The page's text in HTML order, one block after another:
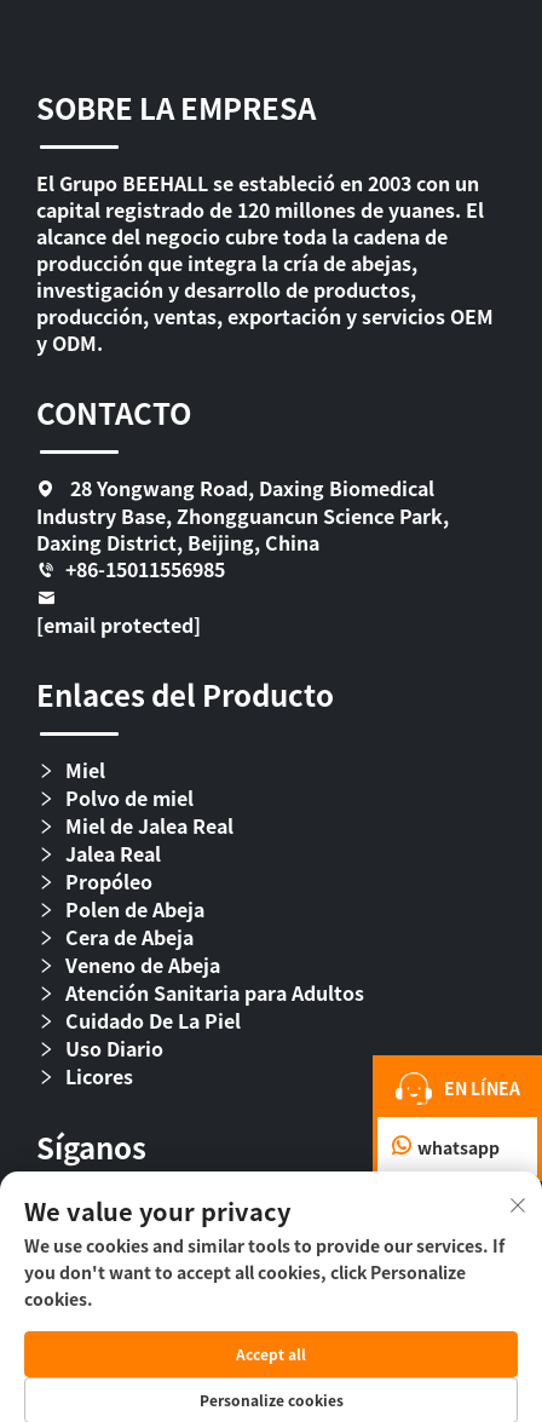
EN LÍNEA
whatsapp
SOBRE LA EMPRESA
El Grupo BEEHALL se estableció en 2003 con un
capital registrado de 120 millones de yuanes. El
alcance del negocio cubre toda la cadena de
producción que integra la cría de abejas,
investigación y desarrollo de productos,
producción, ventas, exportación y servicios OEM
y ODM.
CONTACTO
28 Yongwang Road, Daxing Biomedical
Industry Base, Zhongguancun Science Park,
Daxing District, Beijing, China
+86-15011556985
[email protected]
Enlaces del Producto
Miel
Polvo de miel
Miel de Jalea Real
Jalea Real
Propóleo
Polen de Abeja
Cera de Abeja
Veneno de Abeja
Atención Sanitaria para Adultos
Cuidado De La Piel
Uso Diario
Licores
Síganos
Derechos de autor © 2026 Beijing Beehall Biological
Pharmaceutical Co., Ltd. -Política de privacidad
We value your privacy
We use cookies and similar tools to provide our services. If
you don't want to accept all cookies, click Personalize
cookies.
Personalize cookies
Accept all